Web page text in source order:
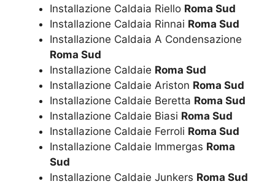
Installazione Caldaia Riello Roma Sud
Installazione Caldaia Rinnai Roma Sud
Installazione Caldaia A Condensazione
Roma Sud
Installazione Caldaie Roma Sud
Installazione Caldaie Ariston Roma Sud
Installazione Caldaie Beretta Roma Sud
Installazione Caldaie Biasi Roma Sud
Installazione Caldaie Ferroli Roma Sud
Installazione Caldaie Immergas Roma
Sud
Installazione Caldaie Junkers Roma Sud